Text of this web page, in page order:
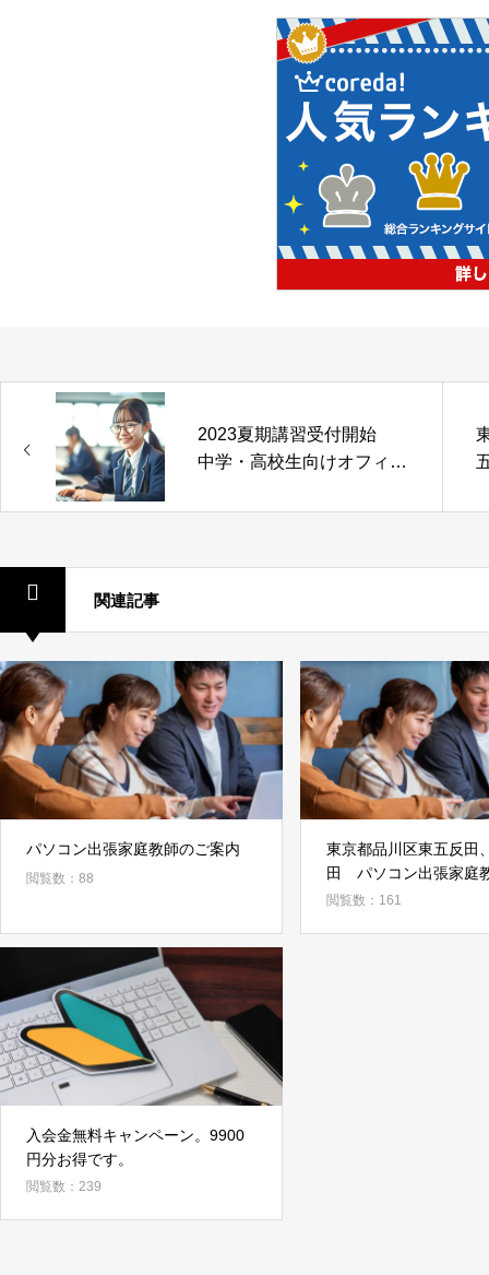
2023夏期講習受付開始
中学・高校生向けオフィス
関連記事
パソコン出張家庭教師のご案内
閲覧数：88
東京都品川区東五反田
田 パソコン出張家庭
費半額キャンペーン
閲覧数：161
入会金無料キャンペーン。9900
円分お得です。
閲覧数：239